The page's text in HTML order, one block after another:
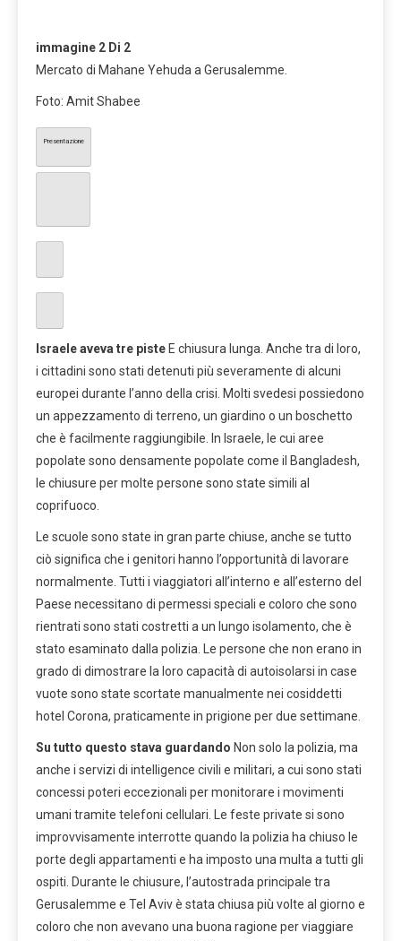
immagine 2 Di 2
Mercato di Mahane Yehuda a Gerusalemme.
Foto: Amit Shabee
Presentazione
Israele aveva tre piste E chiusura lunga. Anche tra di loro,
i cittadini sono stati detenuti più severamente di alcuni
europei durante l’anno della crisi. Molti svedesi possiedono
un appezzamento di terreno, un giardino o un boschetto
che è facilmente raggiungibile. In Israele, le cui aree
popolate sono densamente popolate come il Bangladesh,
le chiusure per molte persone sono state simili al
coprifuoco.
Le scuole sono state in gran parte chiuse, anche se tutto
ciò significa che i genitori hanno l’opportunità di lavorare
normalmente. Tutti i viaggiatori all’interno e all’esterno del
Paese necessitano di permessi speciali e coloro che sono
rientrati sono stati costretti a un lungo isolamento, che è
stato esaminato dalla polizia. Le persone che non erano in
grado di dimostrare la loro capacità di autoisolarsi in case
vuote sono state scortate manualmente nei cosiddetti
hotel Corona, praticamente in prigione per due settimane.
Su tutto questo stava guardando Non solo la polizia, ma
anche i servizi di intelligence civili e militari, a cui sono stati
concessi poteri eccezionali per monitorare i movimenti
umani tramite telefoni cellulari. Le feste private si sono
improvvisamente interrotte quando la polizia ha chiuso le
porte degli appartamenti e ha imposto una multa a tutti gli
ospiti. Durante le chiusure, l’autostrada principale tra
Gerusalemme e Tel Aviv è stata chiusa più volte al giorno e
coloro che non avevano una buona ragione per viaggiare